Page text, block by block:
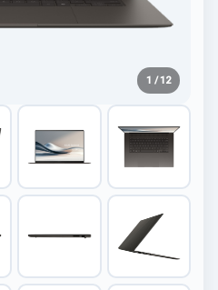
1 / 12